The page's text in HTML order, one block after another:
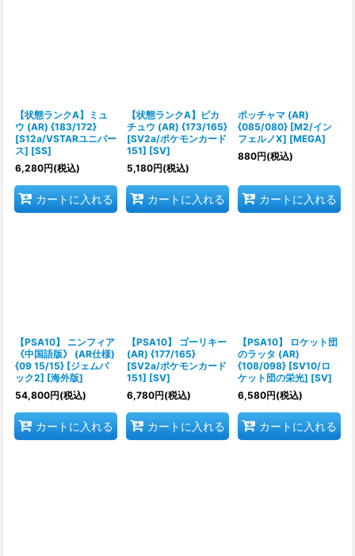
【状態ランクA】ミュ
ウ (AR) {183/172}
[S12a/VSTARユニバー
ス] [SS]
6,280円(税込)
カートに入れる
【状態ランクA】ピカ
チュウ (AR) {173/165}
[SV2a/ポケモンカード
151] [SV]
5,180円(税込)
カートに入れる
ポッチャマ (AR)
{085/080} [M2/イン
フェルノX] [MEGA]
880円(税込)
カートに入れる
【PSA10】 ニンフィア
《中国語版》 (AR仕様)
{09 15/15} [ジェムパ
ック2] [海外版]
54,800円(税込)
カートに入れる
【PSA10】 ゴーリキー
(AR) {177/165}
[SV2a/ポケモンカード
151] [SV]
6,780円(税込)
カートに入れる
【PSA10】 ロケット団
のラッタ (AR)
{108/098} [SV10/ロ
ケット団の栄光] [SV]
6,580円(税込)
カートに入れる